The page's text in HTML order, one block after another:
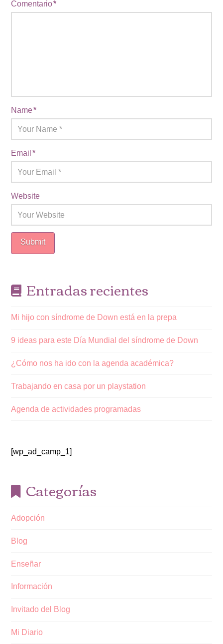
Comentario*
Name*
Email*
Website
Entradas recientes
Mi hijo con síndrome de Down está en la prepa
9 ideas para este Día Mundial del síndrome de Down
¿Cómo nos ha ido con la agenda académica?
Trabajando en casa por un playstation
Agenda de actividades programadas
[wp_ad_camp_1]
Categorías
Adopción
Blog
Enseñar
Información
Invitado del Blog
Mi Diario